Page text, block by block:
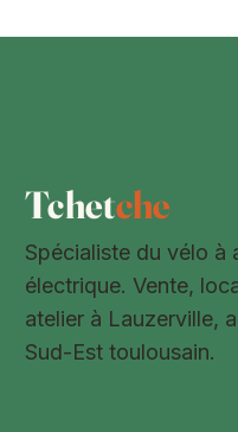
Tchetche
Spécialiste du vélo à
électrique. Vente,
atelier à Lauzerville,
Sud-Est toulousain.